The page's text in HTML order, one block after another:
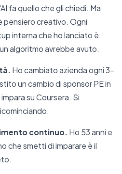
fa quello che gli chiedi. Ma
pensiero creativo. Ogni
interna che ho lanciato è
algoritmo avrebbe avuto.
Ho cambiato azienda ogni 3-
un cambio di sponsor PE in
su Coursera. Si
continuo. Ho 53 anni e
che smetti di imparare è il